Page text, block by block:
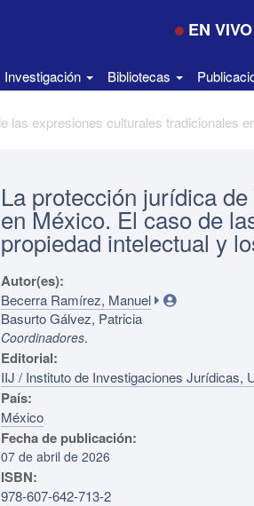
EN VIVO
Investigación Bibliotecas
La protección jurídica
en México. El caso de
propiedad intelectual y
Autor(es):
Becerra Ramírez, Manuel
Basurto Gálvez, Patricia
Coordinadores.
Editorial:
IIJ / Instituto de Investigaciones Jurídicas,
País:
México
Fecha de publicación:
07 de abril de 2026
ISBN:
978-607-642-713-2